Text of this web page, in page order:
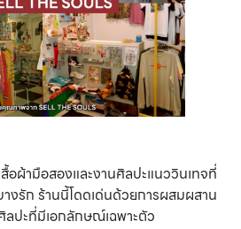
อผ้ามือสองและงานศิลปะแนววินเทจที่
งรัก ร้านนี้โดดเด่นด้วยการผสมผสาน
ปะที่มีเอกลักษณ์เฉพาะตัว